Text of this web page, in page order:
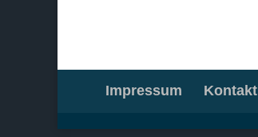
Impressum Kontakt